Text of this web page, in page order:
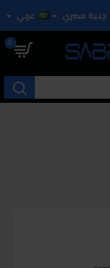
جنية مصري عربي
0